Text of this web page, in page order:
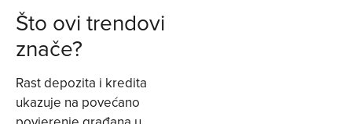
Što ovi trendovi
znače?
Rast depozita i kredita
ukazuje na povećano